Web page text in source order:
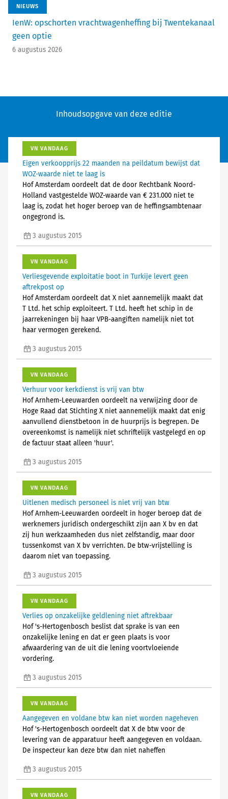
NIEUWS
IenW: opschorten vrachtwagenheffing bij Twentekanaal
geen optie
6 augustus 2026
Inhoudsopgave van deze editie
VN VANDAAG
Eigen verkoopprijs 22 maanden na peildatum bewijst dat
WOZ-waarde niet te laag is
Hof Amsterdam oordeelt dat de door Rechtbank Noord-
Holland vastgestelde WOZ-waarde van € 231.000 niet te
laag is, zodat het hoger beroep van de heffingsambtenaar
ongegrond is.
3 augustus 2015
VN VANDAAG
Verliesgevende exploitatie boot in Turkije levert geen
aftrekpost op
Hof Amsterdam oordeelt dat X niet aannemelijk maakt dat
T Ltd. het schip exploiteert. T Ltd. heeft het schip in de
jaarrekeningen bij haar VPB-aangiften namelijk niet tot
haar vermogen gerekend.
3 augustus 2015
VN VANDAAG
Verhuur voor kerkdienst is vrij van btw
Hof Arnhem-Leeuwarden oordeelt na verwijzing door de
Hoge Raad dat Stichting X niet aannemelijk maakt dat enig
aanvullend dienstbetoon in de huurprijs is begrepen. De
overeenkomst is namelijk niet schriftelijk vastgelegd en op
de factuur staat alleen 'huur'.
3 augustus 2015
VN VANDAAG
Uitlenen medisch personeel is niet vrij van btw
Hof Arnhem-Leeuwarden oordeelt in hoger beroep dat de
werknemers juridisch ondergeschikt zijn aan X bv en dat
zij hun werkzaamheden dus niet zelfstandig, maar door
tussenkomst van X bv verrichten. De btw-vrijstelling is
daarom niet van toepassing.
3 augustus 2015
VN VANDAAG
Verlies op onzakelijke geldlening niet aftrekbaar
Hof 's-Hertogenbosch beslist dat sprake is van een
onzakelijke lening en dat er geen plaats is voor
afwaardering van de uit die lening voortvloeiende
vordering.
3 augustus 2015
VN VANDAAG
Aangegeven en voldane btw kan niet worden nageheven
Hof 's-Hertogenbosch oordeelt dat X de btw voor de
levering van de apparatuur heeft aangegeven en voldaan.
De inspecteur kan deze btw dan niet naheffen
3 augustus 2015
VN VANDAAG